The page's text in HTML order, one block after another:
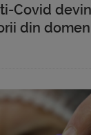
Covid
din